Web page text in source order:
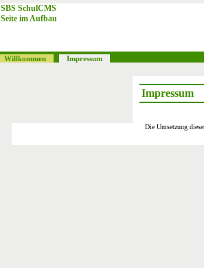
SBS SchulCMS
Seite im Aufbau
Willkommen Impressum
Impressum
Die Umsetzung